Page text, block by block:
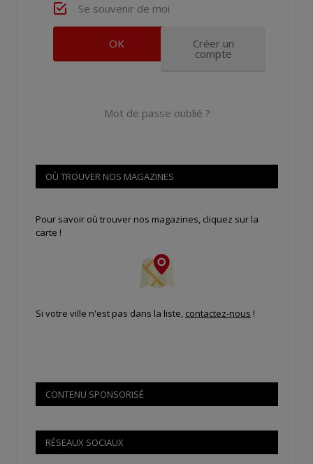
Se souvenir de moi
Créer un
compte
Mot de passe oublié ?
OÙ TROUVER NOS MAGAZINES
Pour savoir où trouver nos magazines, cliquez sur la
carte !
Si votre ville n'est pas dans la liste, contactez-nous !
CONTENU SPONSORISÉ
RÉSEAUX SOCIAUX